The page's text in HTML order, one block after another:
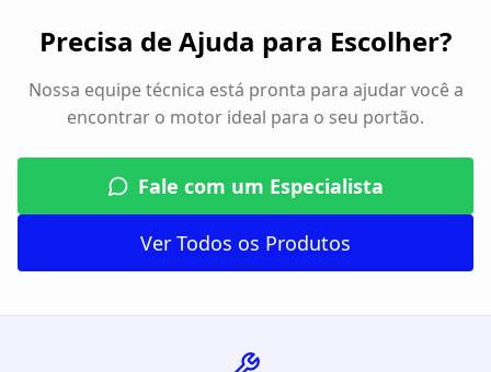
Precisa de Ajuda para Escolher?
Nossa equipe técnica está pronta para ajudar você a
encontrar o motor ideal para o seu portão.
Fale com um Especialista
Ver Todos os Produtos